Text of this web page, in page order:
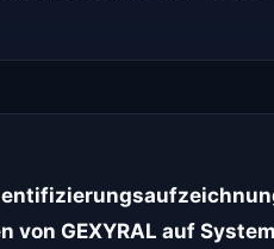
GEXYRAL auf